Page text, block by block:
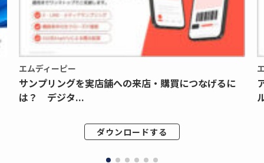
エムディーピー
サンプリングを実店舗への来店・購買につなげるに
は？ デジタ...
ダウンロードする